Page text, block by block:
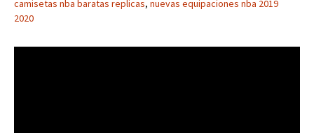
camisetas nba baratas replicas, nuevas equipaciones nba 2019
2020